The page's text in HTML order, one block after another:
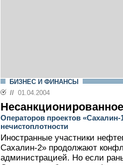
БИЗНЕС И ФИНАНСЫ
// 01.04.2004
Операторов проектов
нечистоплотности
Иностранные участники
Сахалин-2» продолжают
администрацией. Но если